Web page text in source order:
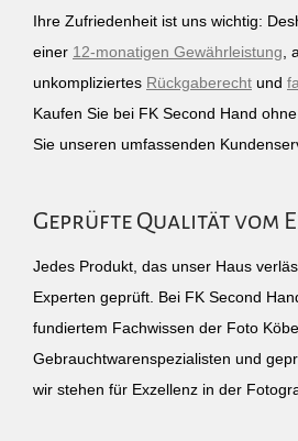
Ihre Zufriedenheit ist uns wichtig:
einer 12-monatigen Gewährleistung ,
unkompliziertes Rückgaberecht und
Kaufen Sie bei FK Second Hand
Sie unseren umfassenden
Geprüfte Qualität vom
Jedes Produkt, das unser Haus
Experten geprüft. Bei FK Second
fundiertem Fachwissen der Foto
Gebrauchtwarenspezialisten und
wir stehen für Exzellenz in der